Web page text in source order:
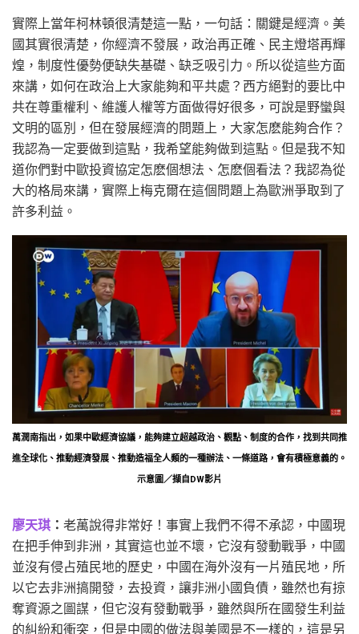
實際上當年柯林頓很清楚這一點，一句話：關鍵是經濟。美
國其實很清楚，你經濟不發展，政治再正確、民主燈塔再輝
煌，制度性優勢便缺失基礎、缺乏吸引力。所以從這些方面
來講，如何在政治上大家能夠和平共處？西方絕對的要比中
共在尊重權利、維護人權等方面做得好很多，可說是野蠻與
文明的區別，但在發展經濟的問題上，大家怎麽能夠合作？
我認為一定要做到這點，我希望能夠做到這點。但是我不知
道你們對中歐投資協定怎麽個想法、怎麽個看法？我認為從
大的格局來講，實際上梅克爾在這個問題上為歐洲爭取到了
許多利益。
萬潤南指出，如果中歐經濟協議，能夠建立超越政治、觀點、制度的合作，找到共同推
進全球化、推動經濟發展、推動造福全人類的一種辦法、一條道路，會有積極意義的。
示意圖／擷自DW影片
廖天琪 ： 老萬說得非常好！事實上我們不得不承認，中國現
在把手伸到非洲，其實這也並不壞，它沒有發動戰爭，中國
並沒有侵占殖民地的歷史，中國在海外沒有一片殖民地，所
以它去非洲搞開發，去投資，讓非洲小國負債，雖然也有掠
奪資源之圖謀，但它沒有發動戰爭，雖然與所在國發生利益
的糾紛和衝突，但是中國的做法與美國是不一樣的，這是另